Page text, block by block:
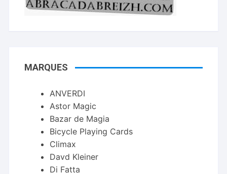
MARQUES
ANVERDI
Astor Magic
Bazar de Magia
Bicycle Playing Cards
Climax
Davd Kleiner
Di Fatta